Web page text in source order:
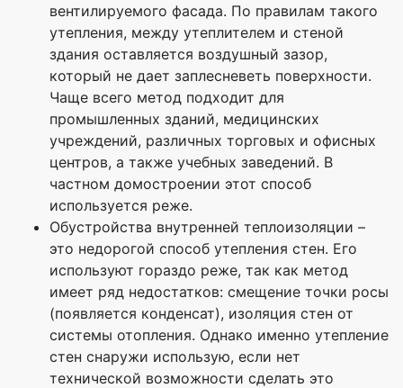
вентилируемого фасада. По правилам такого
утепления, между утеплителем и стеной
здания оставляется воздушный зазор,
который не дает заплесневеть поверхности.
Чаще всего метод подходит для
промышленных зданий, медицинских
учреждений, различных торговых и офисных
центров, а также учебных заведений. В
частном домостроении этот способ
используется реже.
Обустройства внутренней теплоизоляции –
это недорогой способ утепления стен. Его
используют гораздо реже, так как метод
имеет ряд недостатков: смещение точки росы
(появляется конденсат), изоляция стен от
системы отопления. Однако именно утепление
стен снаружи использую, если нет
технической возможности сделать это